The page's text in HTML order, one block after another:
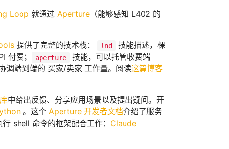
Loop 就通过 Aperture （能够感知 L402 的
提供了完整的技术栈： lnd
技能描述，棵
付费； aperture
技能，可以托管收费端
调端到端的 买家/卖家 工作量。阅读这篇博客
中给出反馈、分享应用场景以及提出疑问。开
。这个 Aperture 开发者文档介绍了服务
shell 命令的框架配合工作： Claude